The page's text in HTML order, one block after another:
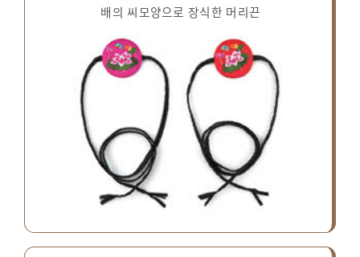
배의 씨모양으로 장식한 머리끈